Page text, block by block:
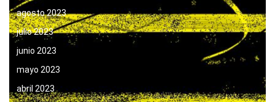
agosto 2023
julio 2023
junio 2023
mayo 2023
abril 2023